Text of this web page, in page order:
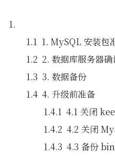
1. MySQL 安装包
2. 数据库服务器确
3. 数据备份
4. 升级前准备
4.1 关闭
4.2 关闭
4.3 备份